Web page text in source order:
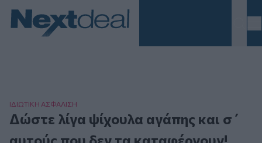
ΙΔΙΩΤΙΚΗ ΑΣΦAΛΙΣΗ
Δώστε λίγα ψίχουλα αγάπης και σ΄